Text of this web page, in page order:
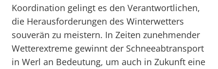
Koordination gelingt es den Verantwortlichen,
die Herausforderungen des Winterwetters
souverän zu meistern. In Zeiten zunehmender
Wetterextreme gewinnt der Schneeabtransport
in Werl an Bedeutung, um auch in Zukunft eine